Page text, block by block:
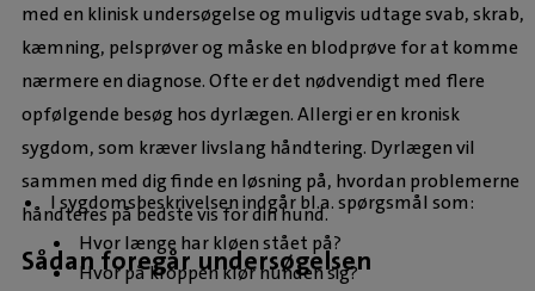
med en klinisk undersøgelse og muligvis udtage svab, skrab,
kæmning, pelsprøver og måske en blodprøve for at komme
nærmere en diagnose. Ofte er det nødvendigt med flere
opfølgende besøg hos dyrlægen. Allergi er en kronisk
sygdom, som kræver livslang håndtering. Dyrlægen vil
sammen med dig finde en løsning på, hvordan problemerne
håndteres på bedste vis for din hund.
Sådan foregår undersøgelsen
I sygdomsbeskrivelsen indgår bl.a. spørgsmål som:
Hvor længe har kløen stået på?
Hvor på kroppen klør hunden sig?